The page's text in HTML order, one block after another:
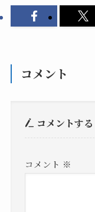
コメント
コメントする
コメント ※